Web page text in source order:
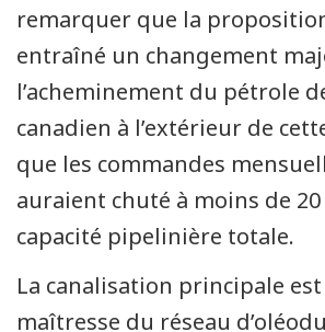
remarquer que la
entraîné un changement
l’acheminement du pétrole
canadien à l’extérieur de
que les commandes
auraient chuté à moins de 20
capacité pipelinière totale.
La canalisation principale
maîtresse du réseau